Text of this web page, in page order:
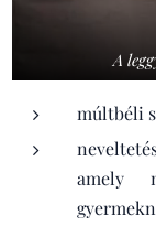
A
múltbéli
amely